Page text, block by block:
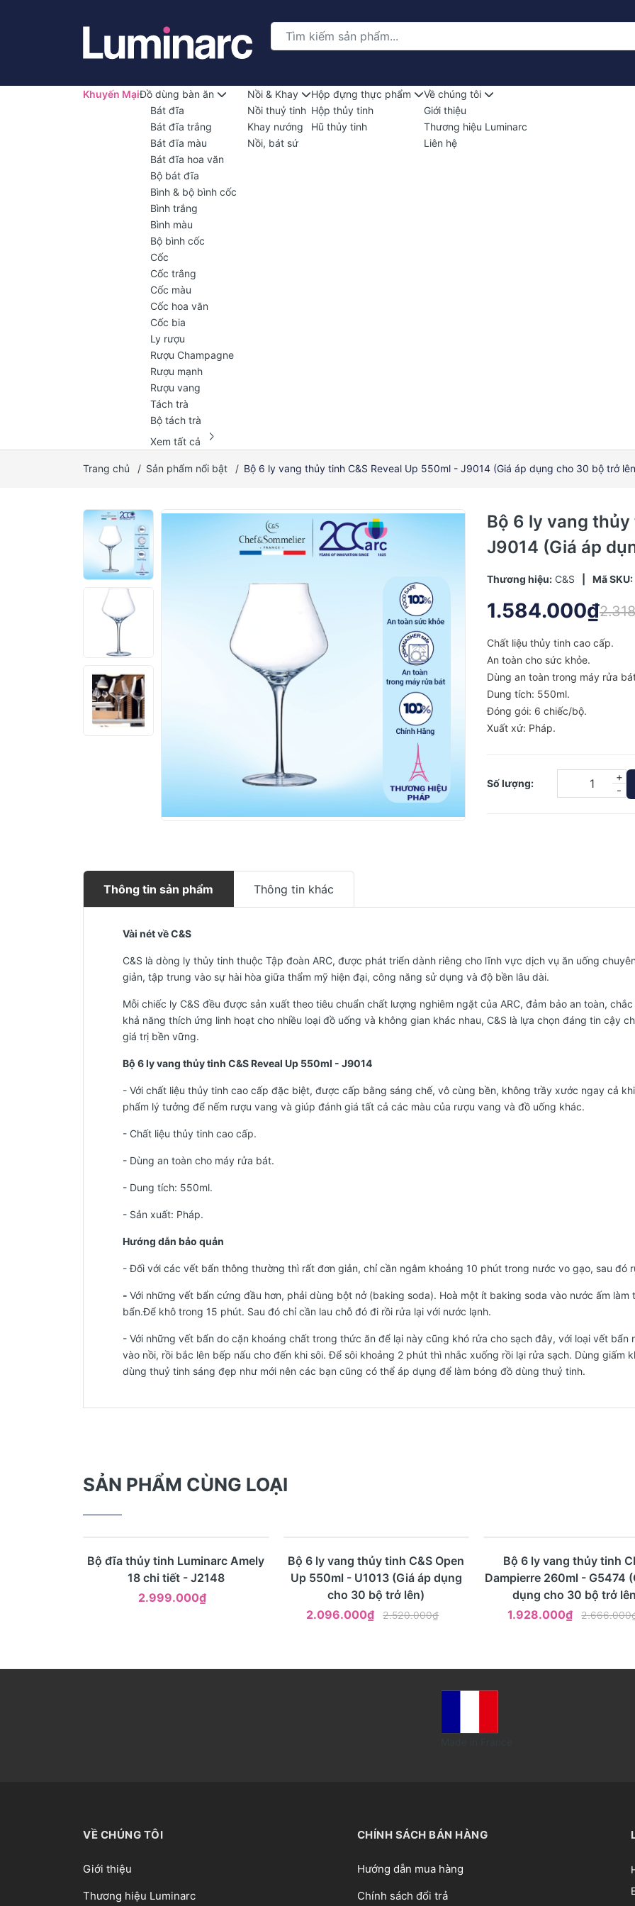
Khuyến MạiĐồ dùng bàn ăn
Bát đĩa
Bát đĩa trắng
Bát đĩa màu
Bát đĩa hoa văn
Bộ bát đĩa
Bình & bộ bình cốc
Bình trắng
Bình màu
Bộ bình cốc
Cốc
Cốc trắng
Cốc màu
Cốc hoa văn
Cốc bia
Ly rượu
Rượu Champagne
Rượu mạnh
Rượu vang
Tách trà
Bộ tách trà
Xem tất cả
chevron_right
Nồi & Khay
Nồi thuỷ tinh
Khay nướng
Nồi, bát sứ
Hộp đựng thực phẩm
Hộp thủy tinh
Hũ thủy tinh
Về chúng tôi
Giới thiệu
Thương hiệu Luminarc
Liên hệ
Trang chủ / Sản phẩm nổi bật / Bộ 6 ly vang thủy tinh C&S Reveal Up 550ml - J9014 (Giá áp dụng cho 30 bộ trở
Bộ 6 ly vang thủy
J9014 (Giá áp
Thương hiệu: C&S Mã SKU:
1.584.000₫
Chất liệu thủy tinh cao cấp.
An toàn cho sức khỏe.
Dùng an toàn trong máy rửa
Dung tích: 550ml.
Đóng gói: 6 chiếc/bộ.
Xuất xứ: Pháp.
Số lượng:
-
+
Thông tin sản phẩm Thông tin khác
Vài nét về C&S
C&S là dòng ly thủy tinh thuộc Tập đoàn ARC, được phát triển dành riêng cho lĩnh vực dịch vụ ăn uống
giản, tập trung vào sự hài hòa giữa thẩm mỹ hiện đại, công năng sử dụng và độ bền lâu dài.
Mỗi chiếc ly C&S đều được sản xuất theo tiêu chuẩn chất lượng nghiêm ngặt của ARC, đảm bảo an toàn,
khả năng thích ứng linh hoạt cho nhiều loại đồ uống và không gian khác nhau, C&S là lựa chọn đáng tin cậy
giá trị bền vững.
Bộ 6 ly vang thủy tinh C&S Reveal Up 550ml - J9014
- Với chất liệu thủy tinh cao cấp đặc biệt, được cấp bằng sáng chế, vô cùng bền, không trầy xước ngay cả
phẩm lý tưởng để nếm rượu vang và giúp đánh giá tất cả các màu của rượu vang và đồ uống khác.
- Chất liệu thủy tinh cao cấp.
- Dùng an toàn cho máy rửa bát.
- Dung tích: 550ml.
- Sản xuất: Pháp.
Hướng dẫn bảo quản
- Đối với các vết bẩn thông thường thì rất đơn giản, chỉ cần ngâm khoảng 10 phút trong nước vo gạo, sau đó
- Với những vết bẩn cứng đầu hơn, phải dùng bột nở (baking soda). Hoà một ít baking soda vào nước ấm
bẩn.Để khô trong 15 phút. Sau đó chỉ cần lau chỗ đó đi rồi rửa lại với nước lạnh.
- Với những vết bẩn do cặn khoáng chất trong thức ăn để lại này cũng khó rửa cho sạch đây, với loại vết
vào nồi, rồi bắc lên bếp nấu cho đến khi sôi. Để sôi khoảng 2 phút thì nhắc xuống rồi lại rửa sạch. Dùng giấm
dùng thuỷ tinh sáng đẹp như mới nên các bạn cũng có thể áp dụng để làm bóng đồ dùng thuỷ tinh.
SẢN PHẨM CÙNG LOẠI
Mua ngay Xem nhanh
Bộ đĩa thủy tinh Luminarc Amely
18 chi tiết - J2148
2.999.000₫
- 17% Mua ngay Xem nhanh
Bộ 6 ly vang thủy tinh C&S Open
Up 550ml - U1013 (Giá áp dụng
cho 30 bộ trở lên)
2.096.000₫
2.520.000₫
- 28% Mua ngay Xem nhanh
Bộ 6 ly vang thủy tinh
Dampierre 260ml - G5474
dụng cho 30 bộ trở
1.928.000₫
VỀ CHÚNG TÔI
Giới thiệu
Thương hiệu Luminarc
CHÍNH SÁCH BÁN HÀNG
Hướng dẫn mua hàng
Chính sách đổi trả